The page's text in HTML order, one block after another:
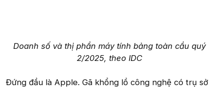
Doanh số và thị phần máy tính bảng toàn cầu quý
2/2025, theo IDC
Đứng đầu là Apple. Gã khổng lồ công nghệ có trụ sở